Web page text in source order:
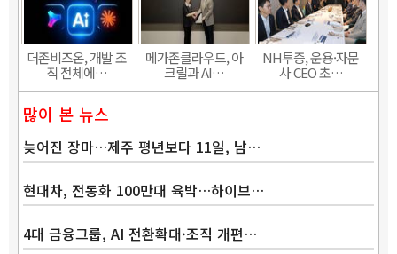
더존비즈온, 개발 조
직 전체에…
메가존클라우드, 아
크릴과 AI…
NH투증, 운용·자문
사 CEO 초…
많이 본 뉴스
늦어진 장마…제주 평년보다 11일, 남…
현대차, 전동화 100만대 육박…하이브…
4대 금융그룹, AI 전환확대·조직 개편…